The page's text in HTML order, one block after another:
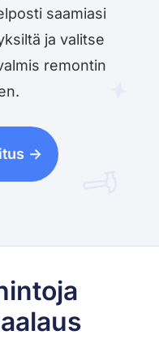
saamiasi
ja valitse
remontin
->